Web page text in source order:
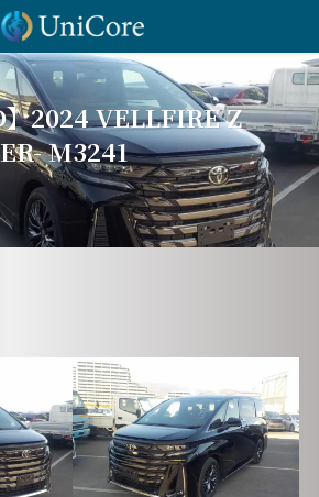
】2024 VELLFIRE Z
M3241